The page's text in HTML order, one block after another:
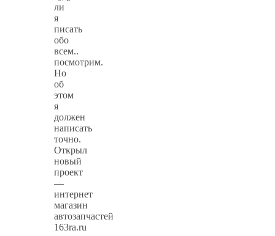
ли
я
писать
обо
всем..
посмотрим.
Но
об
этом
я
должен
написать
точно.
Открыл
новый
проект
—
интернет
магазин
автозапчастей
163ra.ru